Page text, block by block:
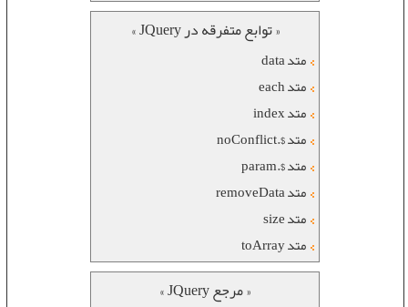
« توابع متفرقه در JQuery »
متد data
متد each
متد index
متد $.noConflict
متد $.param
متد removeData
متد size
متد toArray
« مرجع JQuery »